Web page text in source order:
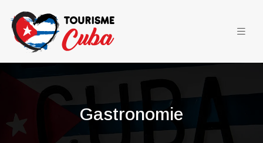
Gastronomie